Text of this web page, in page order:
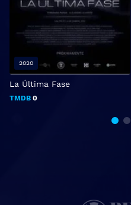
La Última Fase
TMDB 0
2020